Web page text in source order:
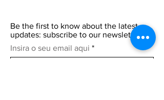
Be the first to know about the latest
updates: subscribe to our newsletter.
Insira o seu email aqui